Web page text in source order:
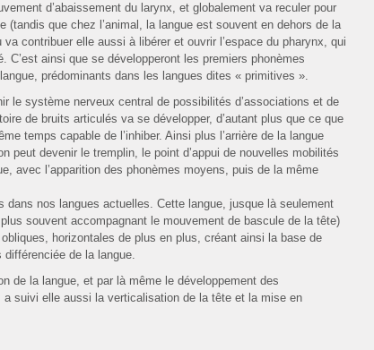
d’abaissement du larynx, et globalement va reculer pour
(tandis que chez l’animal, la langue est souvent en dehors de la
contribuer elle aussi à libérer et ouvrir l’espace du pharynx, qui
C’est ainsi que se développeront les premiers phonèmes
prédominants dans les langues dites « primitives ».
le système nerveux central de possibilités d’associations et de
de bruits articulés va se développer, d’autant plus que ce que
temps capable de l’inhiber. Ainsi plus l’arrière de la langue
peut devenir le tremplin, le point d’appui de nouvelles mobilités
avec l’apparition des phonèmes moyens, puis de la même
dans nos langues actuelles. Cette langue, jusque là seulement
souvent accompagnant le mouvement de bascule de la tête)
horizontales de plus en plus, créant ainsi la base de
de la langue.
de la langue, et par là même le développement des
a suivi elle aussi la verticalisation de la tête et la mise en